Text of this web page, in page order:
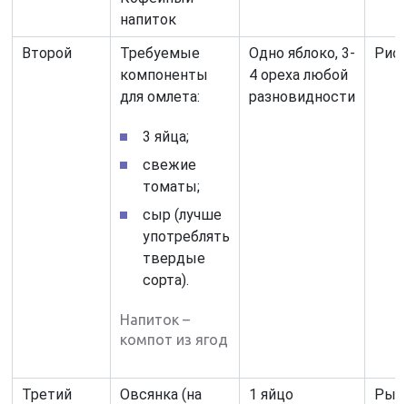
напиток
Второй
Требуемые
компоненты
для омлета:
3 яйца;
свежие
томаты;
сыр (лучше
употреблять
твердые
сорта).
Напиток –
компот из ягод
Одно яблоко, 3-
4 ореха любой
разновидности
Рис
Третий
Овсянка (на
1 яйцо